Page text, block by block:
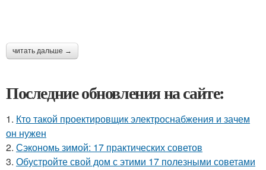
читать дальше →
Последние обновления на сайте:
1. Кто такой проектировщик электроснабжения и зачем
он нужен
2. Сэкономь зимой: 17 практических советов
3. Обустройте свой дом с этими 17 полезными советами